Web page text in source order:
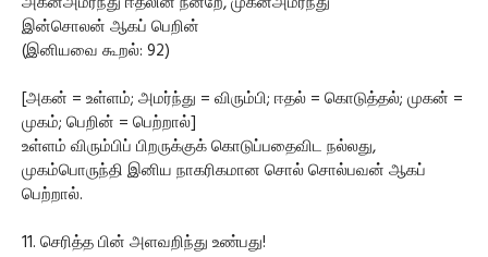
இன்சொலன் ஆகப் பெறின்
(இனியவை கூறல்: 92)
[அகன் = உள்ளம்; அமர்ந்து = விரும்பி; ஈதல் = கொடுத்தல்; முகன் =
முகம்; பெறின் = பெற்றால்]
உள்ளம் விரும்பிப் பிறருக்குக் கொடுப்பதைவிட நல்லது,
முகம்பொருந்தி இனிய நாகரிகமான சொல் சொல்பவன் ஆகப்
பெற்றால்.
11. செரித்த பின் அளவறிந்து உண்பது!